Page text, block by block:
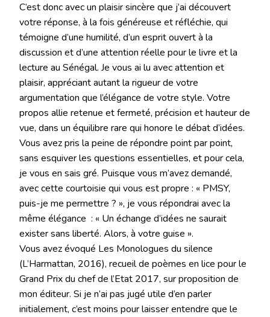
C’est donc avec un plaisir sincère que j’ai découvert
votre réponse, à la fois généreuse et réfléchie, qui
témoigne d’une humilité, d’un esprit ouvert à la
discussion et d’une attention réelle pour le livre et la
lecture au Sénégal. Je vous ai lu avec attention et
plaisir, appréciant autant la rigueur de votre
argumentation que l’élégance de votre style. Votre
propos allie retenue et fermeté, précision et hauteur de
vue, dans un équilibre rare qui honore le débat d’idées.
Vous avez pris la peine de répondre point par point,
sans esquiver les questions essentielles, et pour cela,
je vous en sais gré. Puisque vous m’avez demandé,
avec cette courtoisie qui vous est propre : « PMSY,
puis-je me permettre ? », je vous répondrai avec la
même élégance : « Un échange d’idées ne saurait
exister sans liberté. Alors, à votre guise ».
Vous avez évoqué Les Monologues du silence
(L’Harmattan, 2016), recueil de poèmes en lice pour le
Grand Prix du chef de l’Etat 2017, sur proposition de
mon éditeur. Si je n’ai pas jugé utile d’en parler
initialement, c’est moins pour laisser entendre que le